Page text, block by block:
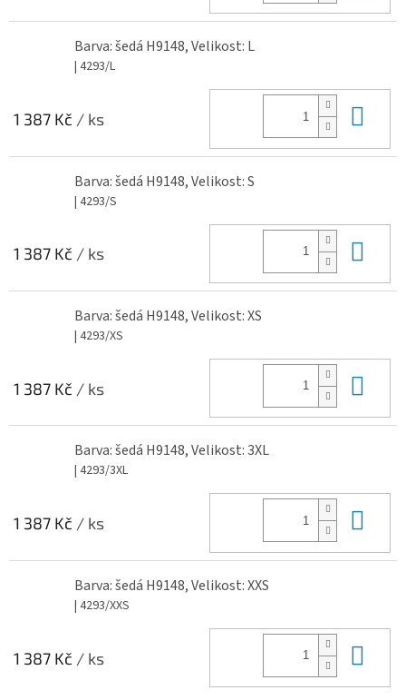
Barva: šedá H9148, Velikost: L
| 4293/L
1 387 Kč / ks
Barva: šedá H9148, Velikost: S
| 4293/S
1 387 Kč / ks
Barva: šedá H9148, Velikost: XS
| 4293/XS
1 387 Kč / ks
Barva: šedá H9148, Velikost: 3XL
| 4293/3XL
1 387 Kč / ks
Barva: šedá H9148, Velikost: XXS
| 4293/XXS
1 387 Kč / ks